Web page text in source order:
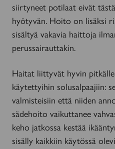
siirtyneet potilaat eivät
hyötyvän. Hoito on lisäksi
sisältyä vakavia haittoja
perussairauttakin.
Haitat liittyvät hyvin
käytettyihin solusalpaajiin:
valmisteisiin että niiden
sädehoito vaikuttanee
keho jatkossa kestää
sisälly kaikkiin käytössä